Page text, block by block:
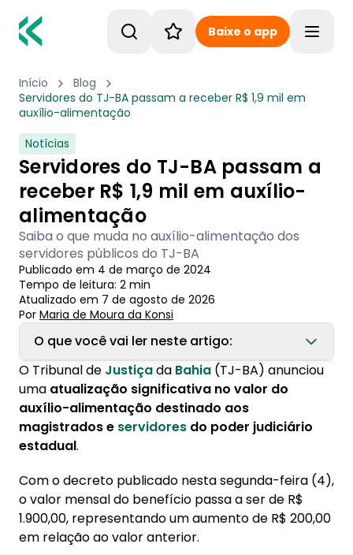
Baixe o app
Início
Blog
Servidores do TJ-BA passam a receber R$ 1,9 mil em
auxílio-alimentação
Notícias
Servidores do TJ-BA passam a
receber R$ 1,9 mil em auxílio-
alimentação
Saiba o que muda no auxílio-alimentação dos
servidores públicos do TJ-BA
Publicado em 4 de março de 2024
Tempo de leitura: 2 min
Atualizado em 7 de agosto de 2026
Por Maria de Moura da Konsi
O que você vai ler neste artigo:
1. Servidores do TJ-BA recebem auxílio-
alimentação superior ao salário mínimo
2. Confira o histórico de aumento do auxílio-
alimentação para servidores do TJ-BA
O Tribunal de Justiçada Bahia (TJ-BA) anunciou
uma atualização significativa no valor do
auxílio-alimentação destinado aos
magistrados e servidores do poder judiciário
estadual.
Com o decreto publicado nesta segunda-feira (4),
o valor mensal do benefício passa a ser de R$
1.900,00, representando um aumento de R$ 200,00
em relação ao valor anterior.